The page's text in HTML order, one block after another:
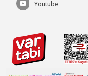
Youtube